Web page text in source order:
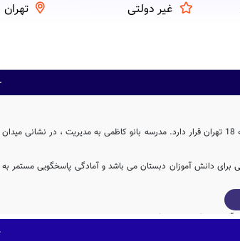
غیر دولتی تهران
دبستان دخترانه بانو کاظمی ، از جمله مدارس دولتی استان تهران بوده که در محدوده منطقه 18 تهران قرار دارد. مدرسه بانو کاظمی به مدیریت ، در نشانی میدان
برای دانش آموزان دبستان می باشد و آمادگی پاسخگویی مستمر به